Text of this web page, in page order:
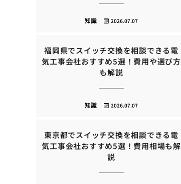
2026.07.07
知識
福岡県でスイッチ交換を相談できる電
気工事会社おすすめ5選！費用や選び方
も解説
2026.07.07
知識
東京都でスイッチ交換を相談できる電
気工事会社おすすめ5選！費用相場も解
説